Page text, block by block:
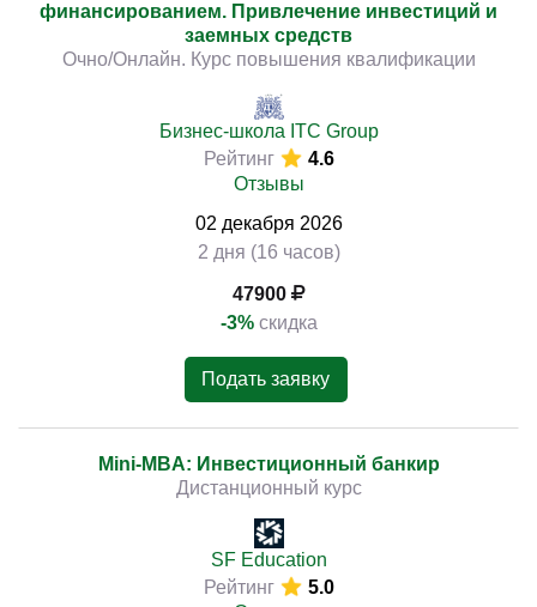
финансированием. Привлечение инвестиций и
заемных средств
Очно/Онлайн. Курс повышения квалификации
Бизнес-школа ITC Group
Рейтинг
4.6
Отзывы
02 декабря 2026
2 дня (16 часов)
47900
-3% скидка
Подать заявку
Mini-MBA: Инвестиционный банкир
Дистанционный курс
SF Education
Рейтинг
5.0